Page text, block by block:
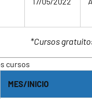
cursos
MES/INICIO